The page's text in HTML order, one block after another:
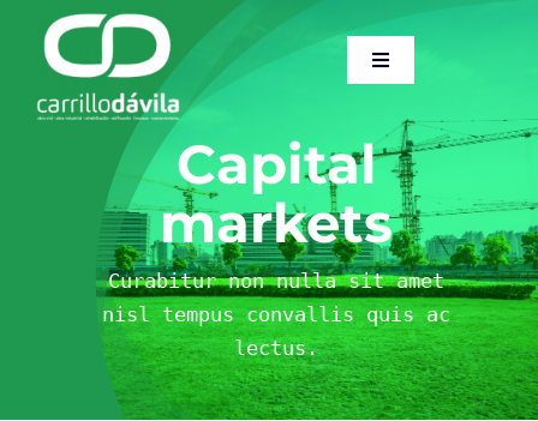
Saltar
contenido
Toggle
Home
Sobre Nosotros
Servicios
Trabajos
Capital
markets
Curabitur non nulla sit amet
nisl tempus convallis quis ac
lectus.